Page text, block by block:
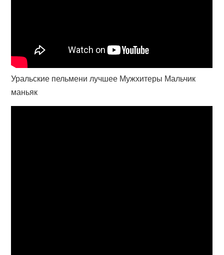
Уральские пельмени лучшее Мужхитеры Мальчик
маньяк